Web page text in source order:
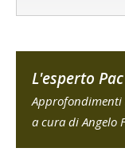
L'esperto
a cura di Angelo